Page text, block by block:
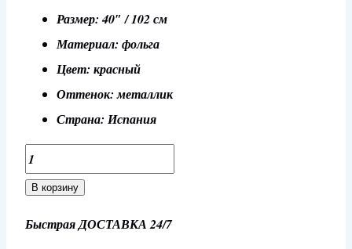
Размер: 40″ / 102 см
Материал: фольга
Цвет: красный
Оттенок: металлик
Страна: Испания
Количество
товара
40"/102
В корзину
Быстрая ДОСТАВКА 24/7